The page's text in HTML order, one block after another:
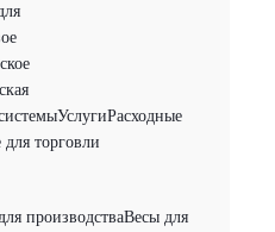
УслугиРасходные
торговли
производстваВесы для